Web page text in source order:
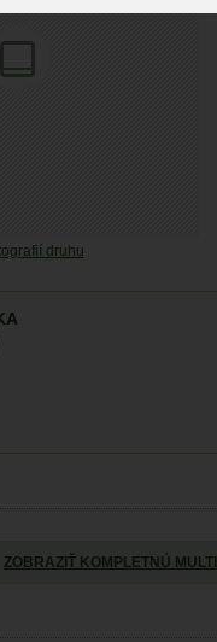
druhu
ZOBRAZIŤ KOMPLETNÚ